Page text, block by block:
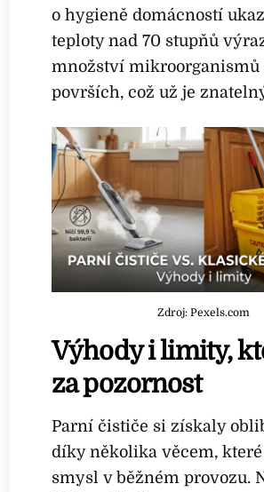
o hygieně domácností
teploty nad 70 stupňů
množství mikroorganismů
površích, což už je
Zdroj: Pexels.com
Výhody i limity,
za pozornost
Parní čističe si získaly
díky několika věcem,
smysl v běžném provozu.